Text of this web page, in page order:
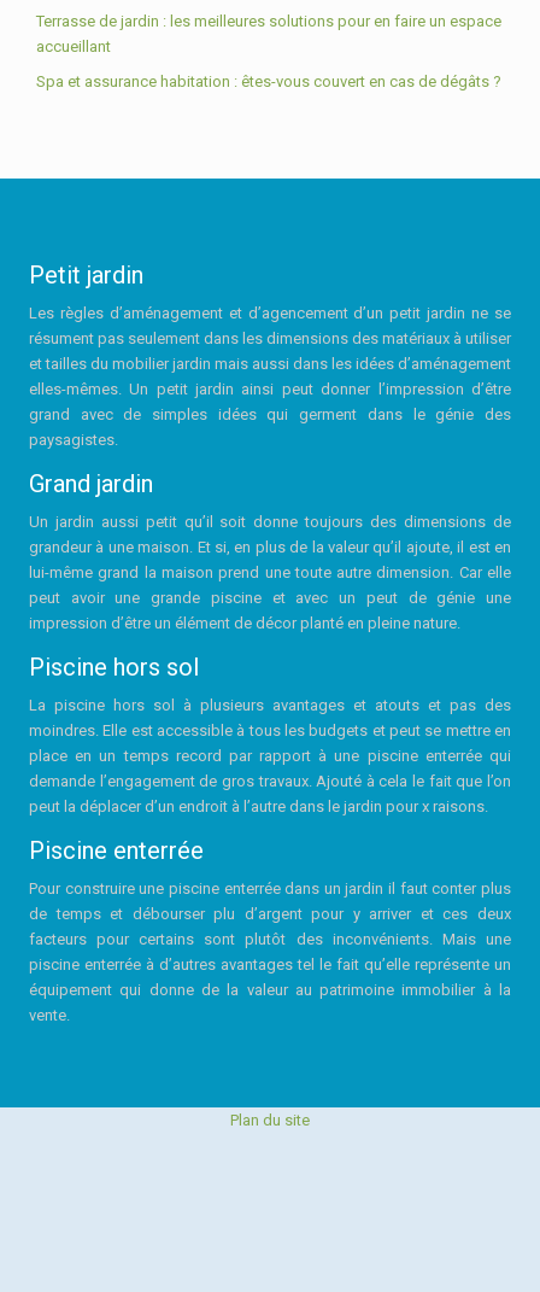
Terrasse de jardin : les meilleures solutions pour en faire un espace
accueillant
Spa et assurance habitation : êtes-vous couvert en cas de dégâts ?
Petit jardin
Les règles d’aménagement et d’agencement d’un petit jardin ne se
résument pas seulement dans les dimensions des matériaux à utiliser
et tailles du mobilier jardin mais aussi dans les idées d’aménagement
elles-mêmes. Un petit jardin ainsi peut donner l’impression d’être
grand avec de simples idées qui germent dans le génie des
paysagistes.
Grand jardin
Un jardin aussi petit qu’il soit donne toujours des dimensions de
grandeur à une maison. Et si, en plus de la valeur qu’il ajoute, il est en
lui-même grand la maison prend une toute autre dimension. Car elle
peut avoir une grande piscine et avec un peut de génie une
impression d’être un élément de décor planté en pleine nature.
Piscine hors sol
La piscine hors sol à plusieurs avantages et atouts et pas des
moindres. Elle est accessible à tous les budgets et peut se mettre en
place en un temps record par rapport à une piscine enterrée qui
demande l’engagement de gros travaux. Ajouté à cela le fait que l’on
peut la déplacer d’un endroit à l’autre dans le jardin pour x raisons.
Piscine enterrée
Pour construire une piscine enterrée dans un jardin il faut conter plus
de temps et débourser plu d’argent pour y arriver et ces deux
facteurs pour certains sont plutôt des inconvénients. Mais une
piscine enterrée à d’autres avantages tel le fait qu’elle représente un
équipement qui donne de la valeur au patrimoine immobilier à la
vente.
Plan du site